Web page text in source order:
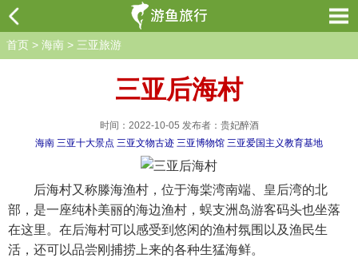
首页 > 海南 > 三亚旅游
三亚后海村
时间：2022-10-05 发布者：贵妃醉酒
海南 三亚十大景点 三亚文物古迹 三亚博物馆 三亚爱国主义教育基地
后海村又称滕海渔村，位于海棠湾南端、皇后湾的北
部，是一座纯朴美丽的海边渔村，蜈支洲岛游客码头也坐落
在这里。在后海村可以感受到悠闲的渔村氛围以及渔民生
活，还可以品尝刚捕捞上来的各种生猛海鲜。